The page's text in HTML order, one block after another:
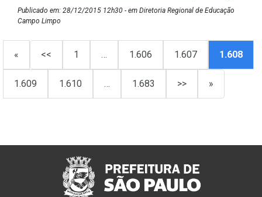
Publicado em: 28/12/2015 12h30 - em Diretoria Regional de Educação
Campo Limpo
« << 1 … 1.606 1.607 1.608
1.609 1.610 … 1.683 >> »